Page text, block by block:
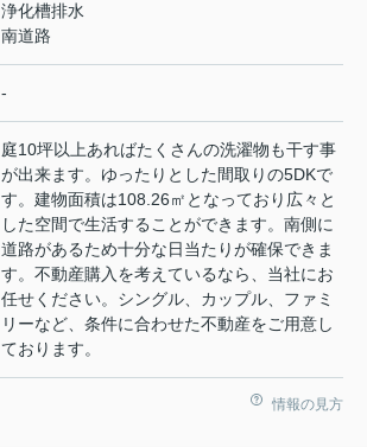
浄化槽排水
南道路
-
庭10坪以上あればたくさんの洗濯物も干す事
が出来ます。ゆったりとした間取りの5DKで
す。建物面積は108.26㎡となっており広々と
した空間で生活することができます。南側に
道路があるため十分な日当たりが確保できま
す。不動産購入を考えているなら、当社にお
任せください。シングル、カップル、ファミ
リーなど、条件に合わせた不動産をご用意し
ております。
情報の見方